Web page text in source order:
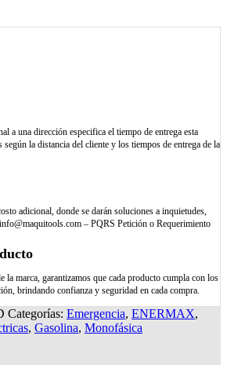
a una dirección especifica el tiempo de entrega esta
según la distancia del cliente y los tiempos de entrega de la
adicional, donde se darán soluciones a inquietudes,
– PQRS Petición o Requerimiento
la marca, garantizamos que cada producto cumpla con los
brindando confianza y seguridad en cada compra.
Categorías: Emergencia, ENERMAX,
, Gasolina, Monofásica